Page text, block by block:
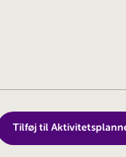
Tilføj til